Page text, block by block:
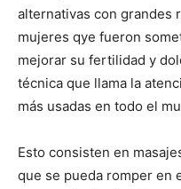
alternativas con grandes
mujeres qye fueron
mejorar su fertilidad y
técnica que llama la
más usadas en todo el
Esto consisten en
que se pueda romper en